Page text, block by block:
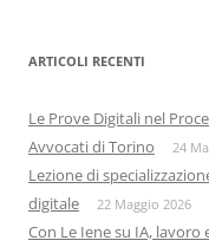
ARTICOLI RECENTI
Le Prove Digitali nel
Avvocati di Torino
24
Lezione di
digitale
22 Maggio 2026
Con Le Iene su IA,